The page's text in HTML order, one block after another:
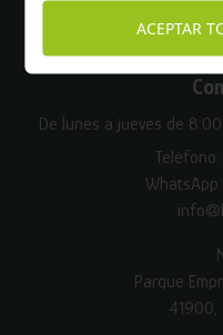
De lunes a jueves de
Teléfono:
WhatsApp:
Parque
41900,
ACEPTAR